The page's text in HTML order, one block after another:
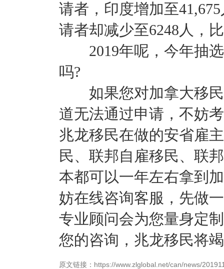
请者，印度增加至
请者却减少至6248人，
2019年呢，今年抽选
吗?
如果您对加拿大移民
道无法通过申请，不妨
兆龙移民在做的安省雇
民、联邦自雇移民、联
本都可以一年左右拿到
妨在线咨询客服，先做
专业顾问会为您量身定
您的咨询，兆龙移民将
原文链接：https://www.zlglobal.net/can/news/